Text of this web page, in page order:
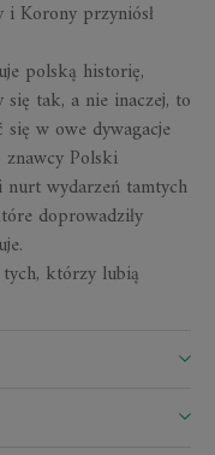
Korony przyniósł
polską historię,
się tak, a nie inaczej, to
w owe dywagacje
znawcy Polski
wydarzeń tamtych
doprowadziły
którzy lubią